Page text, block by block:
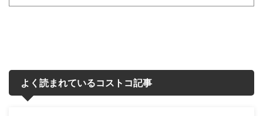
よく読まれているコストコ記事